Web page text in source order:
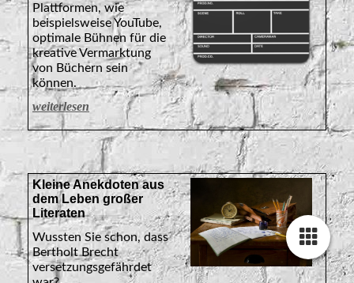
Plattformen, wie
beispielsweise YouTube,
optimale Bühnen für die
kreative Vermarktung
von Büchern sein
können.
weiterlesen
Kleine Anekdoten aus
dem Leben großer
Literaten
Wussten Sie schon, dass
Bertholt Brecht
versetzungsgefährdet